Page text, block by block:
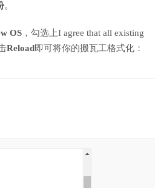
。
OS ，勾选上I agree that all existing
Reload即可将你的搬瓦工格式化：